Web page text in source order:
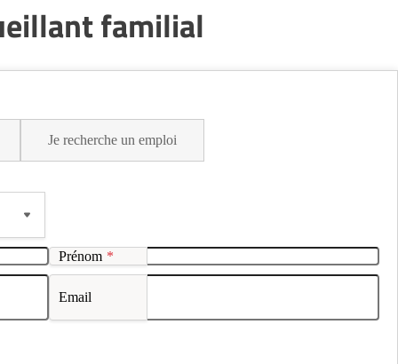
familial
Je recherche un emploi
Prénom *
Email